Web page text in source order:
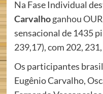
Na Fase Individual
Carvalhoganhou
sensacional de 1435
239,17), com 202,
Os participantes
Eugênio Carvalho,